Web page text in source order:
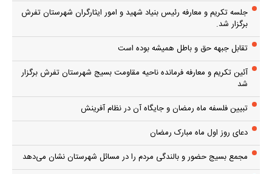
جلسه تکریم و معارفه رئیس بنیاد شهید و امور ایثارگران شهرستان تفرش
برگزار شد.
تقابل جبهه حق و باطل همیشه بوده است
آئین تکریم و معارفه فرمانده ناحیه مقاومت بسیج شهرستان تفرش برگزار
شد
تبیین فلسفه ماه رمضان و جایگاه آن در نظام آفرینش
دعای روز اول ماه مبارک رمضان
مجمع بسیج حضور و بالندگی مردم را در مسائل شهرستان نشان می‌دهد